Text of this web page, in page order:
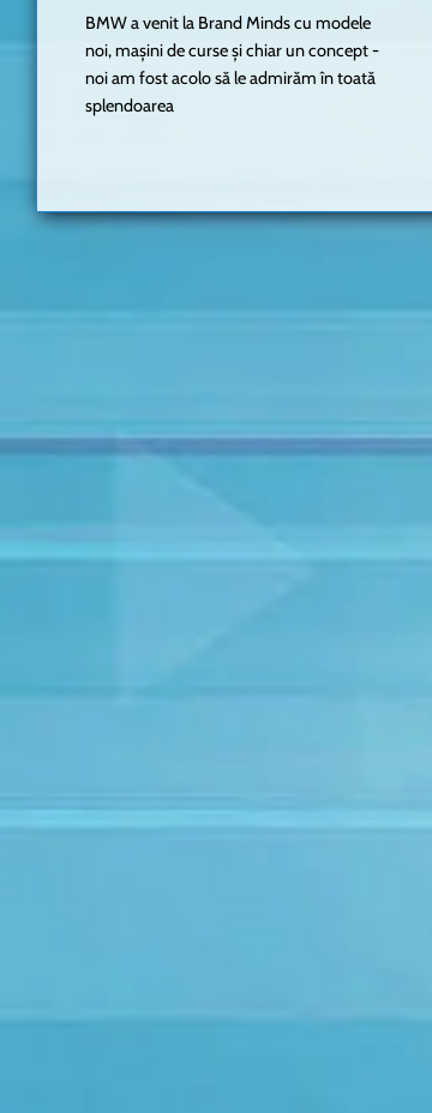
BMW a venit la Brand Minds cu modele
noi, mașini de curse și chiar un concept -
noi am fost acolo să le admirăm în toată
splendoarea